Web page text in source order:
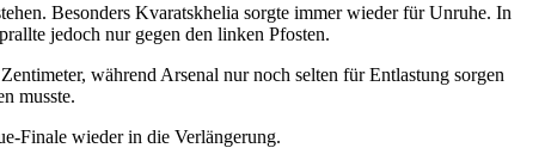
Besonders Kvaratskhelia sorgte immer wieder für Unruhe. In
jedoch nur gegen den linken Pfosten.
während Arsenal nur noch selten für Entlastung sorgen
musste.
Finale wieder in die Verlängerung.